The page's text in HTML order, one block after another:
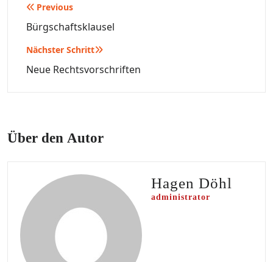
Beitragsnavigation
Previous
Bürgschaftsklausel
Nächster Schritt
Neue Rechtsvorschriften
Über den Autor
Hagen Döhl
administrator